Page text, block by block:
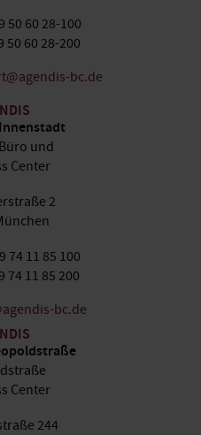
50 60 28-100
50 60 28-200
bc.de
und
Center
2
74 11 85 100
74 11 85 200
bc.de
Center
244